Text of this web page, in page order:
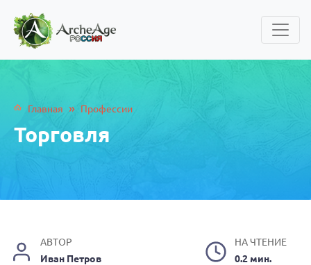
Главная » Профессии
Торговля
АВТОР
Иван Петров
НА ЧТЕНИЕ
0.2 мин.